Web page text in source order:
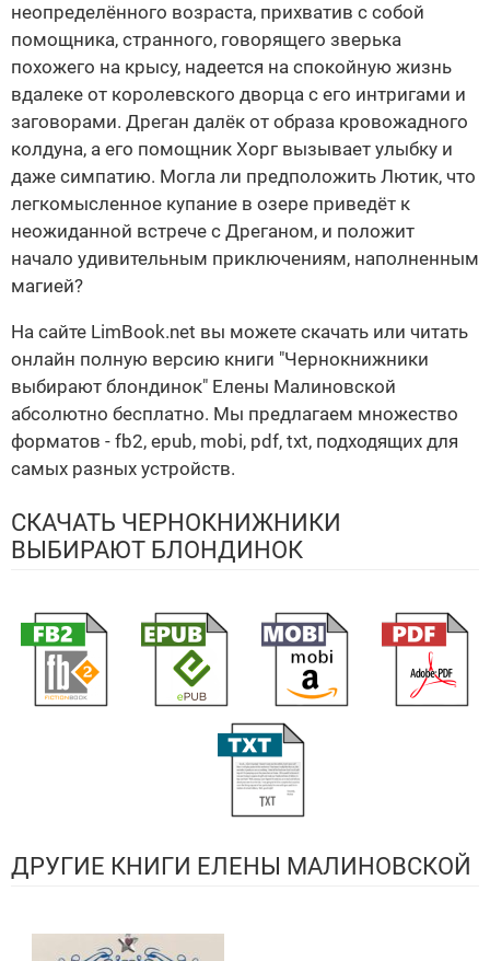
неопределённого возраста, прихватив с собой
помощника, странного, говорящего зверька
похожего на крысу, надеется на спокойную жизнь
вдалеке от королевского дворца с его интригами и
заговорами. Дреган далёк от образа кровожадного
колдуна, а его помощник Хорг вызывает улыбку и
даже симпатию. Могла ли предположить Лютик, что
легкомысленное купание в озере приведёт к
неожиданной встрече с Дреганом, и положит
начало удивительным приключениям, наполненным
магией?
На сайте LimBook.net вы можете скачать или читать
онлайн полную версию книги "Чернокнижники
выбирают блондинок" Елены Малиновской
абсолютно бесплатно. Мы предлагаем множество
форматов - fb2, epub, mobi, pdf, txt, подходящих для
самых разных устройств.
СКАЧАТЬ ЧЕРНОКНИЖНИКИ
ВЫБИРАЮТ БЛОНДИНОК
ДРУГИЕ КНИГИ ЕЛЕНЫ МАЛИНОВСКОЙ